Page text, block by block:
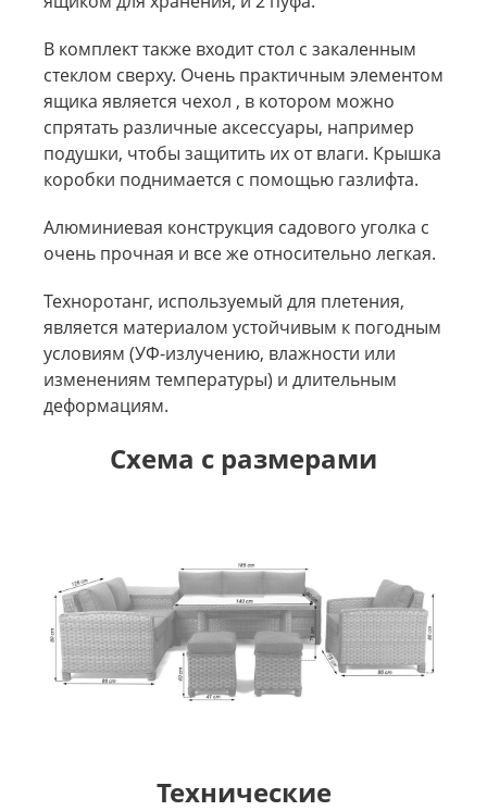
В комплект также входит стол с закаленным
стеклом сверху. Очень практичным элементом
ящика является чехол , в котором можно
спрятать различные аксессуары, например
подушки, чтобы защитить их от влаги. Крышка
коробки поднимается с помощью газлифта.
Алюминиевая конструкция садового уголка с
очень прочная и все же относительно легкая.
Техноротанг, используемый для плетения,
является материалом устойчивым к погодным
условиям (УФ-излучению, влажности или
изменениям температуры) и длительным
деформациям.
Схема с размерами
Технические